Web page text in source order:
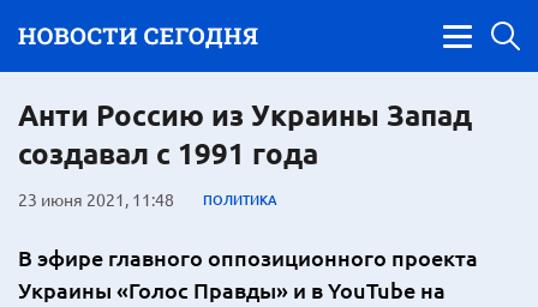
Анти Россию из Украины Запад
создавал с 1991 года
23 июня 2021, 11:48 ПОЛИТИКА
В эфире главного оппозиционного проекта
Украины «Голос Правды» и вYouTube на